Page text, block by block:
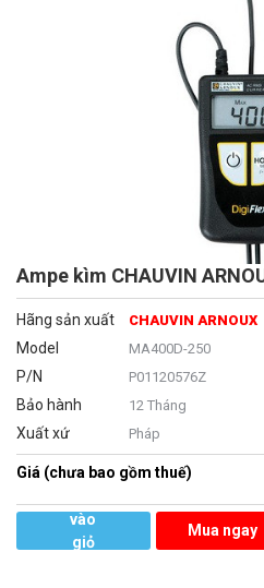
Ampe kìm CHAUVIN
Hãng sản xuất CHAUVIN ARNOUX
Model MA400D-250
P/N P01120576Z
Bảo hành 12 Tháng
Xuất xứ Pháp
Giá (chưa bao gồm thuế)
vào
giỏ
Mua ngay